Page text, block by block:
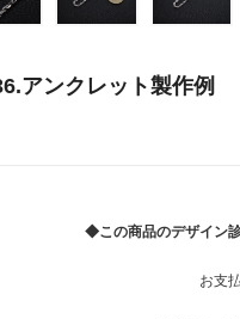
アンクレット製作例
◆この商品のデザイン
お支